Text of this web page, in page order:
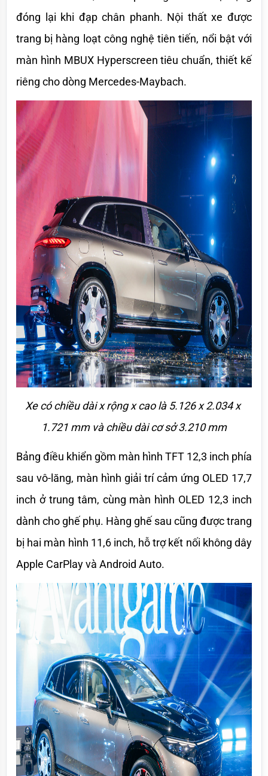
đóng lại khi đạp chân phanh. Nội thất xe được
trang bị hàng loạt công nghệ tiên tiến, nổi bật với
màn hình MBUX Hyperscreen tiêu chuẩn, thiết kế
riêng cho dòng Mercedes-Maybach.
Xe có chiều dài x rộng x cao là 5.126 x 2.034 x
1.721 mm và chiều dài cơ sở 3.210 mm
Bảng điều khiển gồm màn hình TFT 12,3 inch phía
sau vô-lăng, màn hình giải trí cảm ứng OLED 17,7
inch ở trung tâm, cùng màn hình OLED 12,3 inch
dành cho ghế phụ. Hàng ghế sau cũng được trang
bị hai màn hình 11,6 inch, hỗ trợ kết nối không dây
Apple CarPlay và Android Auto.